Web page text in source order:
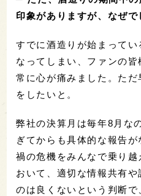
印象がありますが、なぜで
すでに酒造りが始まって
なってしまい、ファンの
常に心が痛みました。た
をしたいと。
弊社の決算月は毎年8月な
ぎてからも具体的な報告
禍の危機をみんなで乗り
おいて、適切な情報共有
のは良くないという判断で